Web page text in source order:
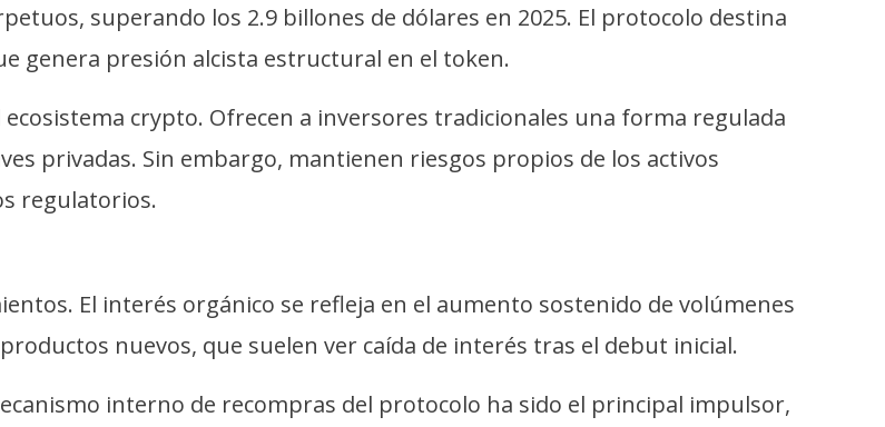
superando los 2.9 billones de dólares en 2025. El protocolo destina
genera presión alcista estructural en el token.
crypto. Ofrecen a inversores tradicionales una forma regulada
privadas. Sin embargo, mantienen riesgos propios de los activos
regulatorios.
El interés orgánico se refleja en el aumento sostenido de volúmenes
nuevos, que suelen ver caída de interés tras el debut inicial.
interno de recompras del protocolo ha sido el principal impulsor,